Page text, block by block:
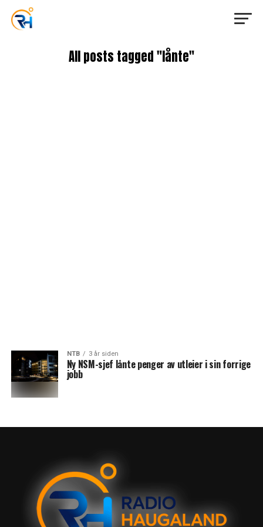
All posts tagged "lånte"
NTB 3 år siden
Ny NSM-sjef lånte penger av utleier i sin forrige
jobb